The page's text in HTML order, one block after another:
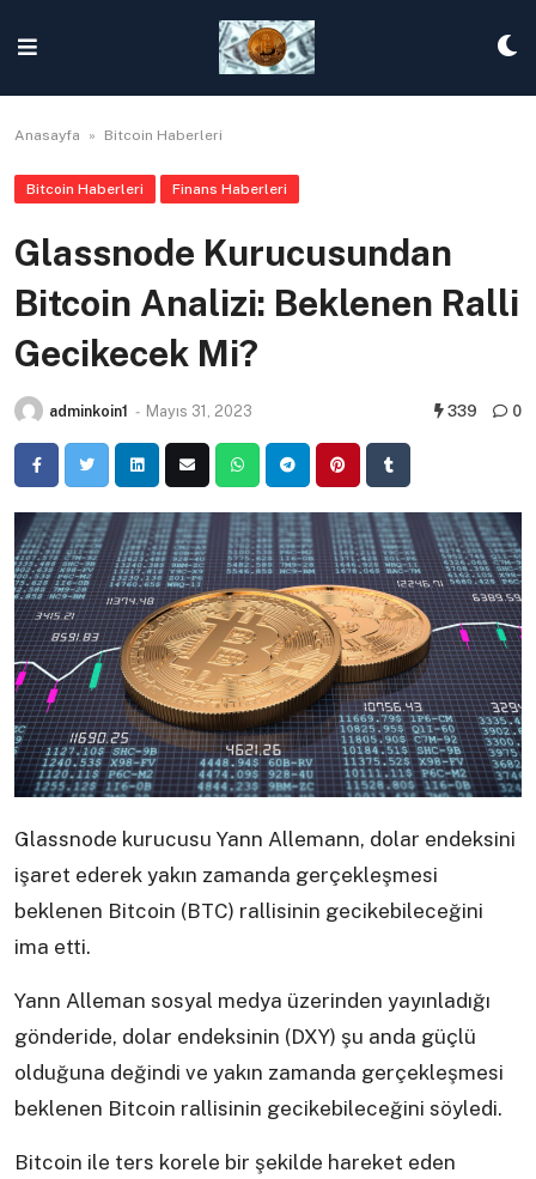
content
Anasayfa » Bitcoin Haberleri
Bitcoin Haberleri Finans Haberleri
Glassnode Kurucusundan
Bitcoin Analizi: Beklenen Ralli
Gecikecek Mi?
adminkoin1 - Mayıs 31, 2023 339 0
Glassnode kurucusu Yann Allemann, dolar endeksini
işaret ederek yakın zamanda gerçekleşmesi
beklenen Bitcoin (BTC) rallisinin gecikebileceğini
ima etti.
Yann Alleman sosyal medya üzerinden yayınladığı
gönderide, dolar endeksinin (DXY) şu anda güçlü
olduğuna değindi ve yakın zamanda gerçekleşmesi
beklenen Bitcoin rallisinin gecikebileceğini söyledi.
Bitcoin ile ters korele bir şekilde hareket eden